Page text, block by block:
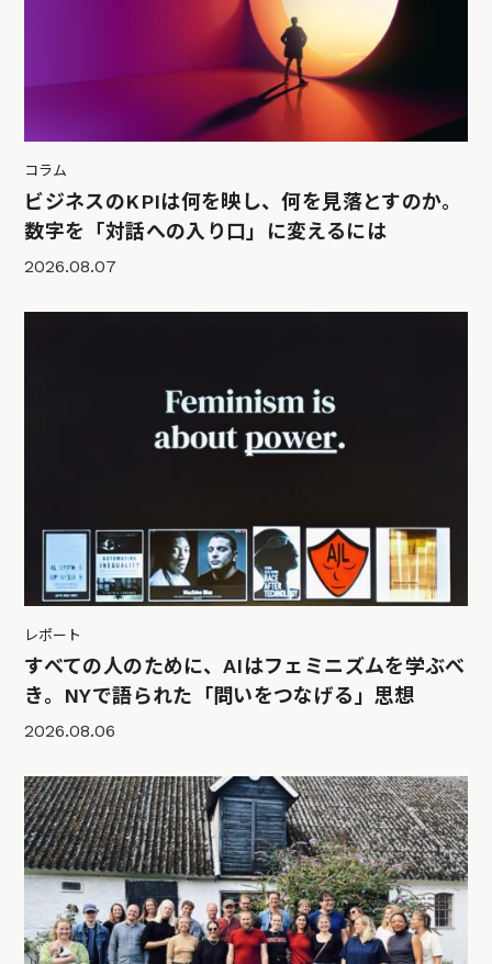
コラム
ビジネスのKPIは何を映し、何を見落とすのか。
数字を「対話への入り口」に変えるには
2026.08.07
レポート
すべての人のために、AIはフェミニズムを学ぶべ
き。NYで語られた「問いをつなげる」思想
2026.08.06